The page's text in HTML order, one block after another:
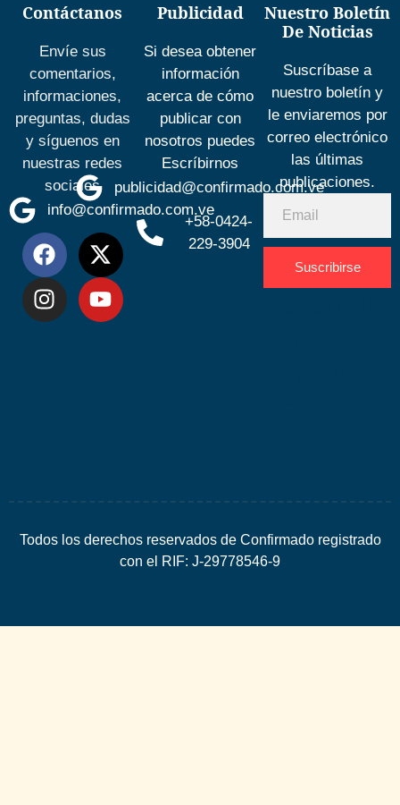
Contáctanos
Envíe sus
comentarios,
informaciones,
preguntas, dudas
y síguenos en
nuestras redes
sociales
info@confirmado.com.ve
Publicidad
Si desea obtener
información
acerca de cómo
publicar con
nosotros puedes
Escríbirnos
publicidad@confirmado.com.ve
+58-0424-
229-3904
Nuestro Boletín
De Noticias
Suscríbase a
nuestro boletín y
le enviaremos por
correo electrónico
las últimas
publicaciones.
Suscribirse
Todos los derechos reservados de Confirmado registrado
con el RIF: J-29778546-9